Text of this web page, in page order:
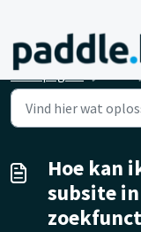
Doorgaan naar
Startpagina
Hoe kan
subsite